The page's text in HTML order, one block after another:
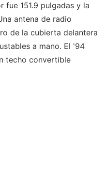
fue 151.9 pulgadas y la
antena de radio
de la cubierta delantera
a mano. El '94
techo convertible